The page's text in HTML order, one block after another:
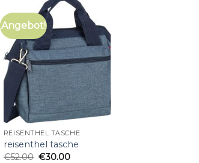
Angebot!
REISENTHEL TASCHE
reisenthel tasche
€52.00 €30.00